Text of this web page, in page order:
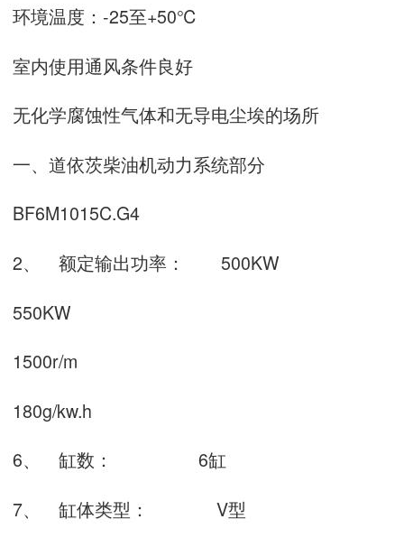
环境温度： -25至+50℃
室内使用通风条件良好
无化学腐蚀性气体和无导电尘埃的场所
一、道依茨柴油机动力系统部分
BF6M1015C.G4
2、
额定输出功率：
500KW
550KW
1500r/m
180g/kw.h
6、
缸数： 6缸
7、
缸体类型： V型